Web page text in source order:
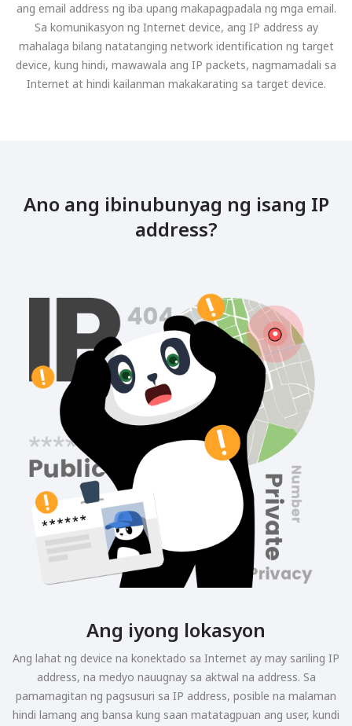
ang email address ng iba upang makapagpadala ng mga email.
Sa komunikasyon ng Internet device, ang IP address ay
mahalaga bilang natatanging network identification ng target
device, kung hindi, mawawala ang IP packets, nagmamadali sa
Internet at hindi kailanman makakarating sa target device.
Ano ang ibinubunyag ng isang IP
address?
Ang iyong lokasyon
Ang lahat ng device na konektado sa Internet ay may sariling IP
address, na medyo nauugnay sa aktwal na address. Sa
pamamagitan ng pagsusuri sa IP address, posible na malaman
hindi lamang ang bansa kung saan matatagpuan ang user, kundi